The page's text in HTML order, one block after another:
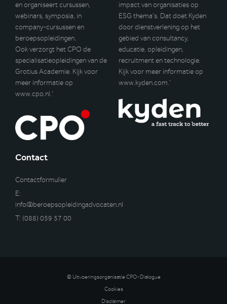
en organiseert cursussen,
webinars, symposia, in
company-cursussen en
beroepsopleidingen.
Ook verzorgt het CPO de
specialisatieopleidingen van de
Grotius Academie. Kijk voor
meer informatie op
www.cpo.nl.’
impact van organisaties op
ESG thema’s. Dat doet Kyden
door dienstverlening op het
gebied van consultancy,
educatie, opleidingen,
recruitment en technologie.
Kijk voor meer informatie op
www.kyden.com.’
Contact
Contactformulier
E:
info@beroepsopleidingadvocaten.nl
T: (088) 059 57 00
© Uitvoeringsorganisatie CPO-Dialogue
Cookies
Disclaimer